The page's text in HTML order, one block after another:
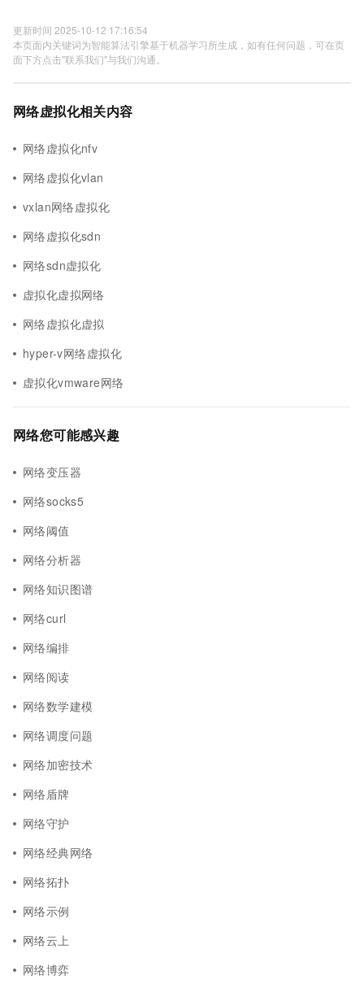
更新时间 2025-10-12 17:16:54
本页面内关键词为智能算法引擎基于机器学习所生成，如有任何问题，可在页
面下方点击"联系我们"与我们沟通。
网络虚拟化相关内容
网络虚拟化nfv
网络虚拟化vlan
vxlan网络虚拟化
网络虚拟化sdn
网络sdn虚拟化
虚拟化虚拟网络
网络虚拟化虚拟
hyper-v网络虚拟化
虚拟化vmware网络
网络您可能感兴趣
网络变压器
网络socks5
网络阈值
网络分析器
网络知识图谱
网络curl
网络编排
网络阅读
网络数学建模
网络调度问题
网络加密技术
网络盾牌
网络守护
网络经典网络
网络拓扑
网络示例
网络云上
网络博弈